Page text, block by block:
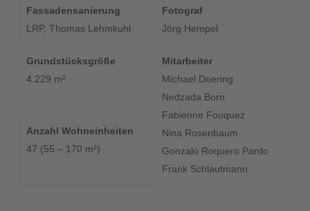
Fassadensanierung
LRP, Thomas Lehmkuhl
Fotograf
Jörg Hempel
Grundstücksgröße
4.229 m²
Mitarbeiter
Michael Doering
Nedzada Born
Fabienne Fouquez
Nina Rosenbaum
Gonzalo Roquero Pardo
Frank Schlautmann
Anzahl Wohneinheiten
47 (55 – 170 m²)